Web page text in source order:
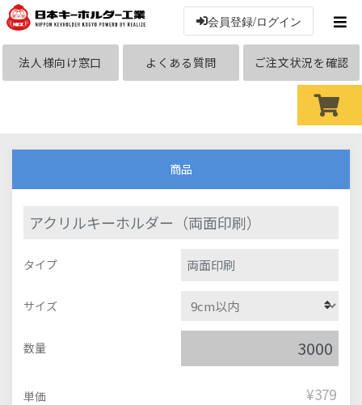
会員登録/ログイン
法人様向け窓口 よくある質問 ご注文状況を確認
商品
アクリルキーホルダー（両面印刷）
タイプ 両面印刷
サイズ
数量
単価 ¥379